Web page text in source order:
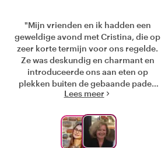
"Mijn vrienden en ik hadden een
geweldige avond met Cristina, die op
zeer korte termijn voor ons regelde.
Ze was deskundig en charmant en
introduceerde ons aan eten op
plekken buiten de gebaande paden
die we zonder haar niet hadden
Lees meer